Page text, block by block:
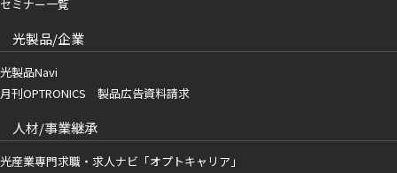
セミナー一覧
光製品/企業
光製品Navi
月刊OPTRONICS 製品広告資料請求
人材/事業継承
光産業専門求職・求人ナビ「オプトキャリア」